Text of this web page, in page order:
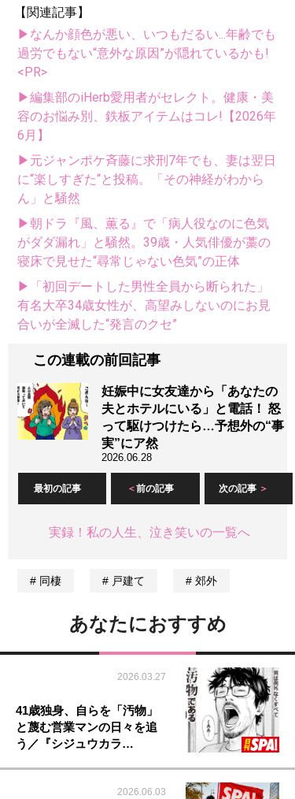
【関連記事】
▶なんか顔色が悪い、いつもだるい...年齢でも
過労でもない“意外な原因”が隠れているかも!
<PR>
▶編集部のiHerb愛用者がセレクト。健康・美
容のお悩み別、鉄板アイテムはコレ!【2026年
6月】
▶元ジャンポケ斉藤に求刑7年でも、妻は翌日
に“楽しすぎた“と投稿。「その神経がわから
ん」と騒然
▶朝ドラ『風、薫る』で「病人役なのに色気
がダダ漏れ」と騒然。39歳・人気俳優が藁の
寝床で見せた“尋常じゃない色気”の正体
▶「初回デートした男性全員から断られた」
有名大卒34歳女性が、高望みしないのにお見
合いが全滅した“発言のクセ”
この連載の前回記事
妊娠中に女友達から「あなたの
夫とホテルにいる」と電話！ 怒
って駆けつけたら…予想外の“事
実”にア然
2026.06.28
最初の記事 前の記事 次の記事
実録！私の人生、泣き笑いの一覧へ
同棲 戸建て 郊外
あなたにおすすめ
2026.03.27
41歳独身、自らを「汚物」
と蔑む営業マンの日々を追
う／『シジュウカラ…
2026.06.03